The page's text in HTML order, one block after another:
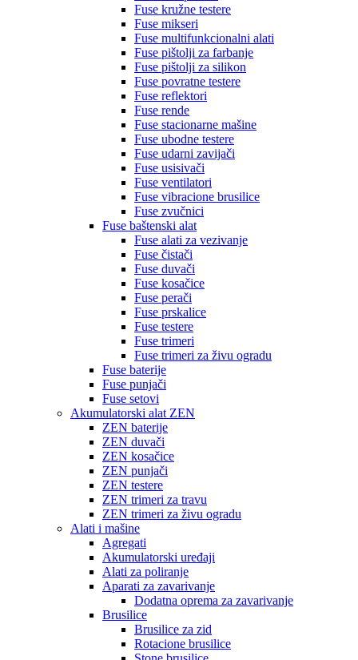
Fuse kružne testere
Fuse mikseri
Fuse multifunkcionalni alati
Fuse pištolji za farbanje
Fuse pištolji za silikon
Fuse povratne testere
Fuse reflektori
Fuse rende
Fuse stacionarne mašine
Fuse ubodne testere
Fuse udarni zavijači
Fuse usisivači
Fuse ventilatori
Fuse vibracione brusilice
Fuse zvučnici
Fuse baštenski alat
Fuse alati za vezivanje
Fuse čistači
Fuse duvači
Fuse kosačice
Fuse perači
Fuse prskalice
Fuse testere
Fuse trimeri
Fuse trimeri za živu ogradu
Fuse baterije
Fuse punjači
Fuse setovi
Akumulatorski alat ZEN
ZEN baterije
ZEN duvači
ZEN kosačice
ZEN punjači
ZEN testere
ZEN trimeri za travu
ZEN trimeri za živu ogradu
Alati i mašine
Agregati
Akumulatorski uređaji
Alati za poliranje
Aparati za zavarivanje
Dodatna oprema za zavarivanje
Brusilice
Brusilice za zid
Rotacione brusilice